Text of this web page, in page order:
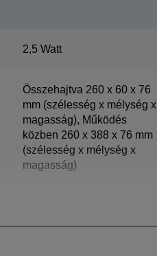
2,5 Watt
Összehajtva 260 x 60 x 76
mm (szélesség x mélység x
magasság), Működés
közben 260 x 388 x 76 mm
(szélesség x mélység x
magasság)